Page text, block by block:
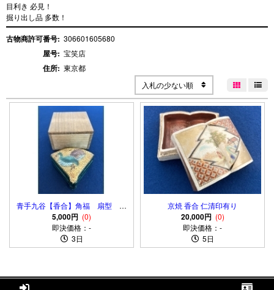
目利き 必見！
掘り出し品 多数！
古物商許可番号: 306601605680
屋号: 宝笑店
住所: 東京都
入札の少ない順
 
青手九谷【香合】角福 扇型 鳥
図 九谷焼 明治期
5,000円 (0)
即決価格：-
3日
京焼 香合 仁清印有り
20,000円 (0)
即決価格：-
5日
 